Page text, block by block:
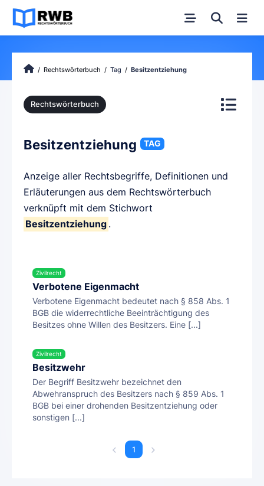
Rechtswörterbuch Tag Besitzentziehung
Rechtswörterbuch
Besitzentziehung TAG
Anzeige aller Rechtsbegriffe, Definitionen und
Erläuterungen aus dem Rechtswörterbuch
verknüpft mit dem Stichwort
Besitzentziehung .
Zivilrecht
Verbotene Eigenmacht
Verbotene Eigenmacht bedeutet nach § 858 Abs. 1
BGB die widerrechtliche Beeinträchtigung des
Besitzes ohne Willen des Besitzers. Eine [...]
Zivilrecht
Besitzwehr
Der Begriff Besitzwehr bezeichnet den
Abwehranspruch des Besitzers nach § 859 Abs. 1
BGB bei einer drohenden Besitzentziehung oder
sonstigen [...]
1